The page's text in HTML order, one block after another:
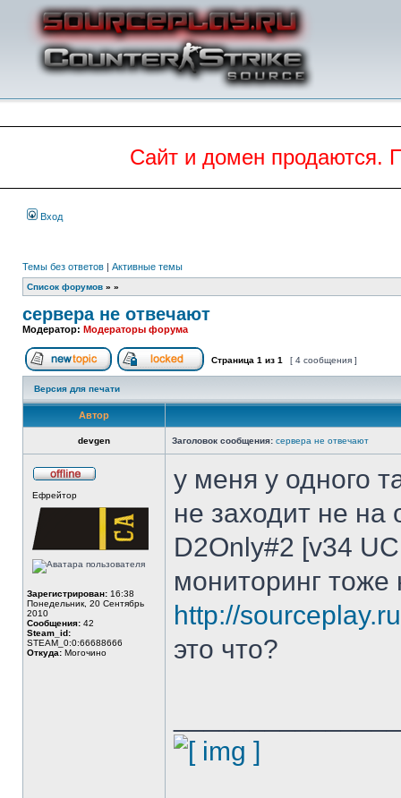
Сайт и домен продаются.
Вход
Темы без ответов | Активные темы
Список форумов » »
сервера не отвечают
Модератор: Модераторы форума
Начать новую тему Эта тема закрыта, вы не можете
Страница 1 из 1 [ 4 сообщения ]
Версия для печати
Автор
devgen Заголовок сообщения: сервера не отвечают
сети
Ефрейтор
Зарегистрирован: 16:38
Понедельник, 20 Сентябрь
2010
Сообщения: 42
Steam_id:
STEAM_0:0:66688666
Откуда: Могочино
у меня у одного
не заходит не на
D2Only#2 [v34
мониторинг тоже
http://
это что?